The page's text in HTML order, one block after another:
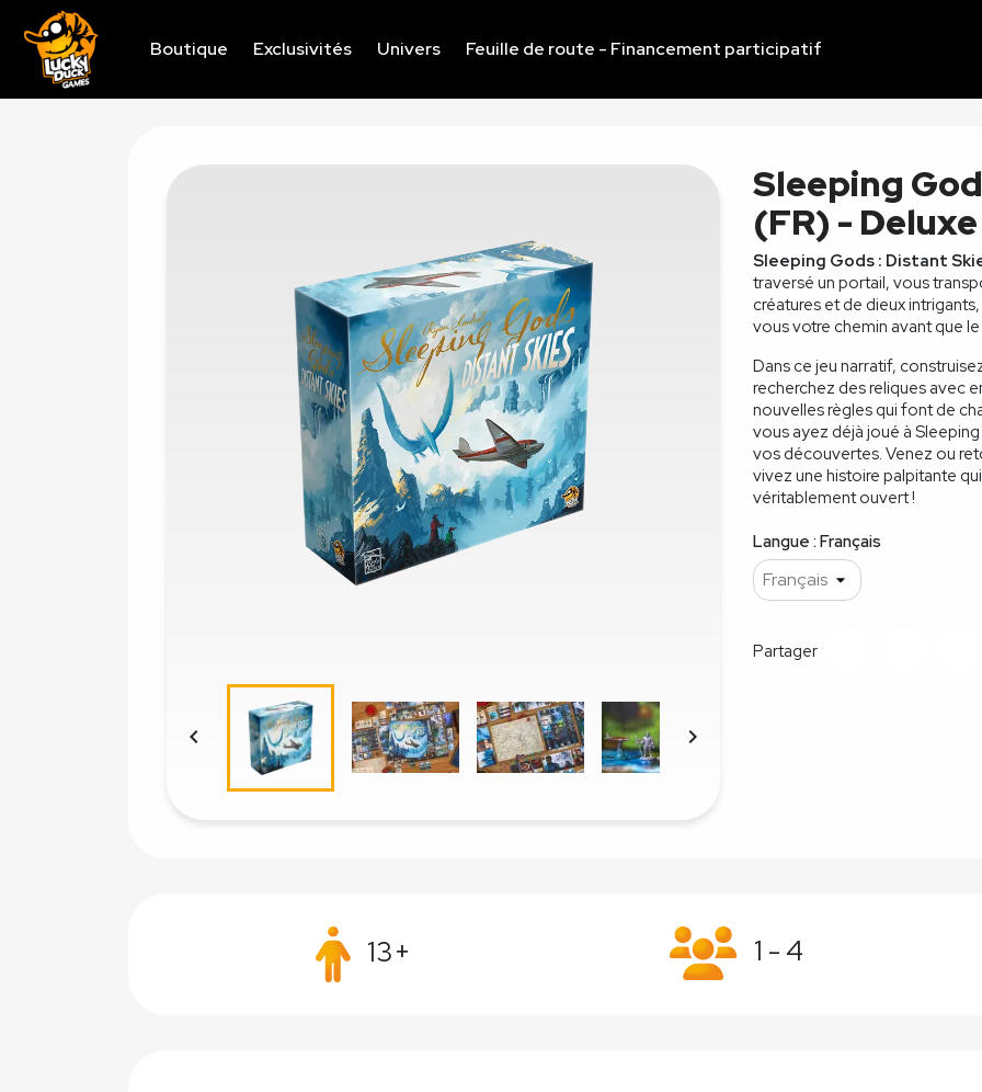
Boutique Exclusivités Univers Feuille de route - Financement participatif
 
Sleeping
(FR) - Deluxe
Sleeping Gods : Distant
traversé un portail, vous
créatures et de dieux
vous votre chemin avant que
Dans ce jeu narratif,
recherchez des reliques avec
nouvelles règles qui font de
vous ayez déjà joué à
vos découvertes. Venez ou
vivez une histoire palpitante
véritablement ouvert !
Langue : Français
Partager
13+ 1 - 4